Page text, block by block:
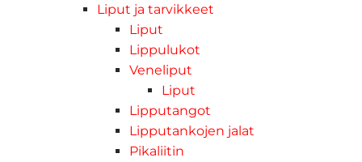
Liput ja tarvikkeet
Liput
Lippulukot
Veneliput
Liput
Lipputangot
Lipputankojen jalat
Pikaliitin